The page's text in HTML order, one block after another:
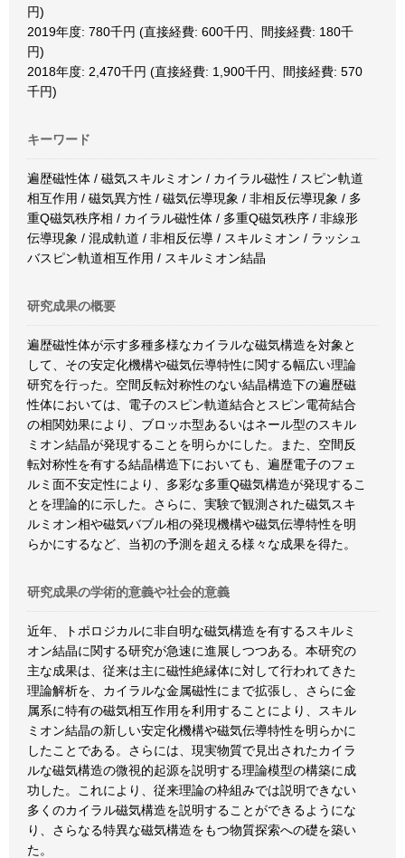
円)
2019年度: 780千円 (直接経費: 600千円、間接経費: 180千
円)
2018年度: 2,470千円 (直接経費: 1,900千円、間接経費: 570
千円)
キーワード
遍歴磁性体 / 磁気スキルミオン / カイラル磁性 / スピン軌道
相互作用 / 磁気異方性 / 磁気伝導現象 / 非相反伝導現象 / 多
重Q磁気秩序相 / カイラル磁性体 / 多重Q磁気秩序 / 非線形
伝導現象 / 混成軌道 / 非相反伝導 / スキルミオン / ラッシュ
バスピン軌道相互作用 / スキルミオン結晶
研究成果の概要
遍歴磁性体が示す多種多様なカイラルな磁気構造を対象と
して、その安定化機構や磁気伝導特性に関する幅広い理論
研究を行った。空間反転対称性のない結晶構造下の遍歴磁
性体においては、電子のスピン軌道結合とスピン電荷結合
の相関効果により、ブロッホ型あるいはネール型のスキル
ミオン結晶が発現することを明らかにした。また、空間反
転対称性を有する結晶構造下においても、遍歴電子のフェ
ルミ面不安定性により、多彩な多重Q磁気構造が発現するこ
とを理論的に示した。さらに、実験で観測された磁気スキ
ルミオン相や磁気バブル相の発現機構や磁気伝導特性を明
らかにするなど、当初の予測を超える様々な成果を得た。
研究成果の学術的意義や社会的意義
近年、トポロジカルに非自明な磁気構造を有するスキルミ
オン結晶に関する研究が急速に進展しつつある。本研究の
主な成果は、従来は主に磁性絶縁体に対して行われてきた
理論解析を、カイラルな金属磁性にまで拡張し、さらに金
属系に特有の磁気相互作用を利用することにより、スキル
ミオン結晶の新しい安定化機構や磁気伝導特性を明らかに
したことである。さらには、現実物質で見出されたカイラ
ルな磁気構造の微視的起源を説明する理論模型の構築に成
功した。これにより、従来理論の枠組みでは説明できない
多くのカイラル磁気構造を説明することができるようにな
り、さらなる特異な磁気構造をもつ物質探索への礎を築い
た。